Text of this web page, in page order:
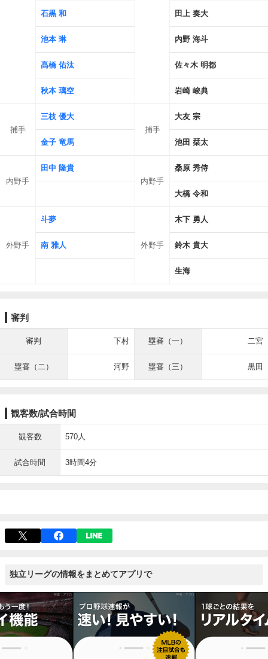
石黒 和 田上 奏大
池本 琳 内野 海斗
髙橋 佑汰 佐々木 明都
秋本 璃空 岩崎 峻典
捕手
三枝 優大
捕手
大友 宗
金子 竜馬 池田 栞太
内野手
田中 隆貴
内野手
桑原 秀侍
大橋 令和
外野手
斗夢
外野手
木下 勇人
南 雅人 鈴木 貴大
生海
審判
審判 下村 塁審（一） 二宮
塁審（二） 河野 塁審（三） 黒田
観客数/試合時間
観客数 570人
試合時間 3時間4分
独立リーグの情報をまとめてアプリで